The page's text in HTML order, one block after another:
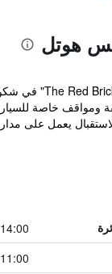
هوتل
ومواقف خاصة
يعمل على
14:00
11:00